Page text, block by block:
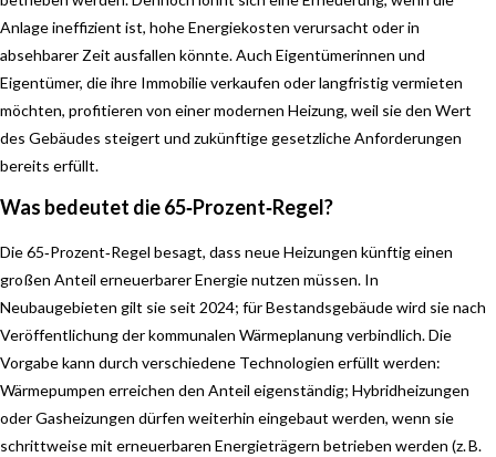
Anlage ineffizient ist, hohe Energiekosten verursacht oder in
absehbarer Zeit ausfallen könnte. Auch Eigentümerinnen und
Eigentümer, die ihre Immobilie verkaufen oder langfristig vermieten
möchten, profitieren von einer modernen Heizung, weil sie den Wert
des Gebäudes steigert und zukünftige gesetzliche Anforderungen
bereits erfüllt.
Was bedeutet die 65‑Prozent‑Regel?
Die 65‑Prozent‑Regel besagt, dass neue Heizungen künftig einen
großen Anteil erneuerbarer Energie nutzen müssen. In
Neubaugebieten gilt sie seit 2024; für Bestandsgebäude wird sie nach
Veröffentlichung der kommunalen Wärmeplanung verbindlich. Die
Vorgabe kann durch verschiedene Technologien erfüllt werden:
Wärmepumpen erreichen den Anteil eigenständig; Hybridheizungen
oder Gasheizungen dürfen weiterhin eingebaut werden, wenn sie
schrittweise mit erneuerbaren Energieträgern betrieben werden (z. B.